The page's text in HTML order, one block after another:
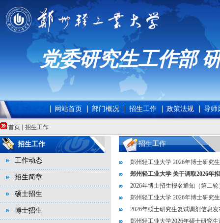
党委研究生工作部
网站首页 部门概况 招生工作 政策法规 导师
首页 招生工作
招生工作
工作动态
招生简章
硕士招生
博士招生
招生工作
郑州轻工业大学 2026年博士研究
郑州轻工业大学 关于调取2026年
2026年博士招生报名通知（第二轮
郑州轻工业大学 2026年博士研究
2026年硕士研究生复试调剂信息
郑州轻工业大学2026年硕士研究